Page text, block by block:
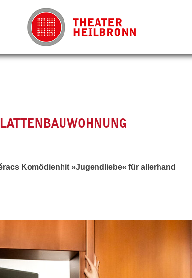
Komödienhit »Jugendliebe« für allerhand